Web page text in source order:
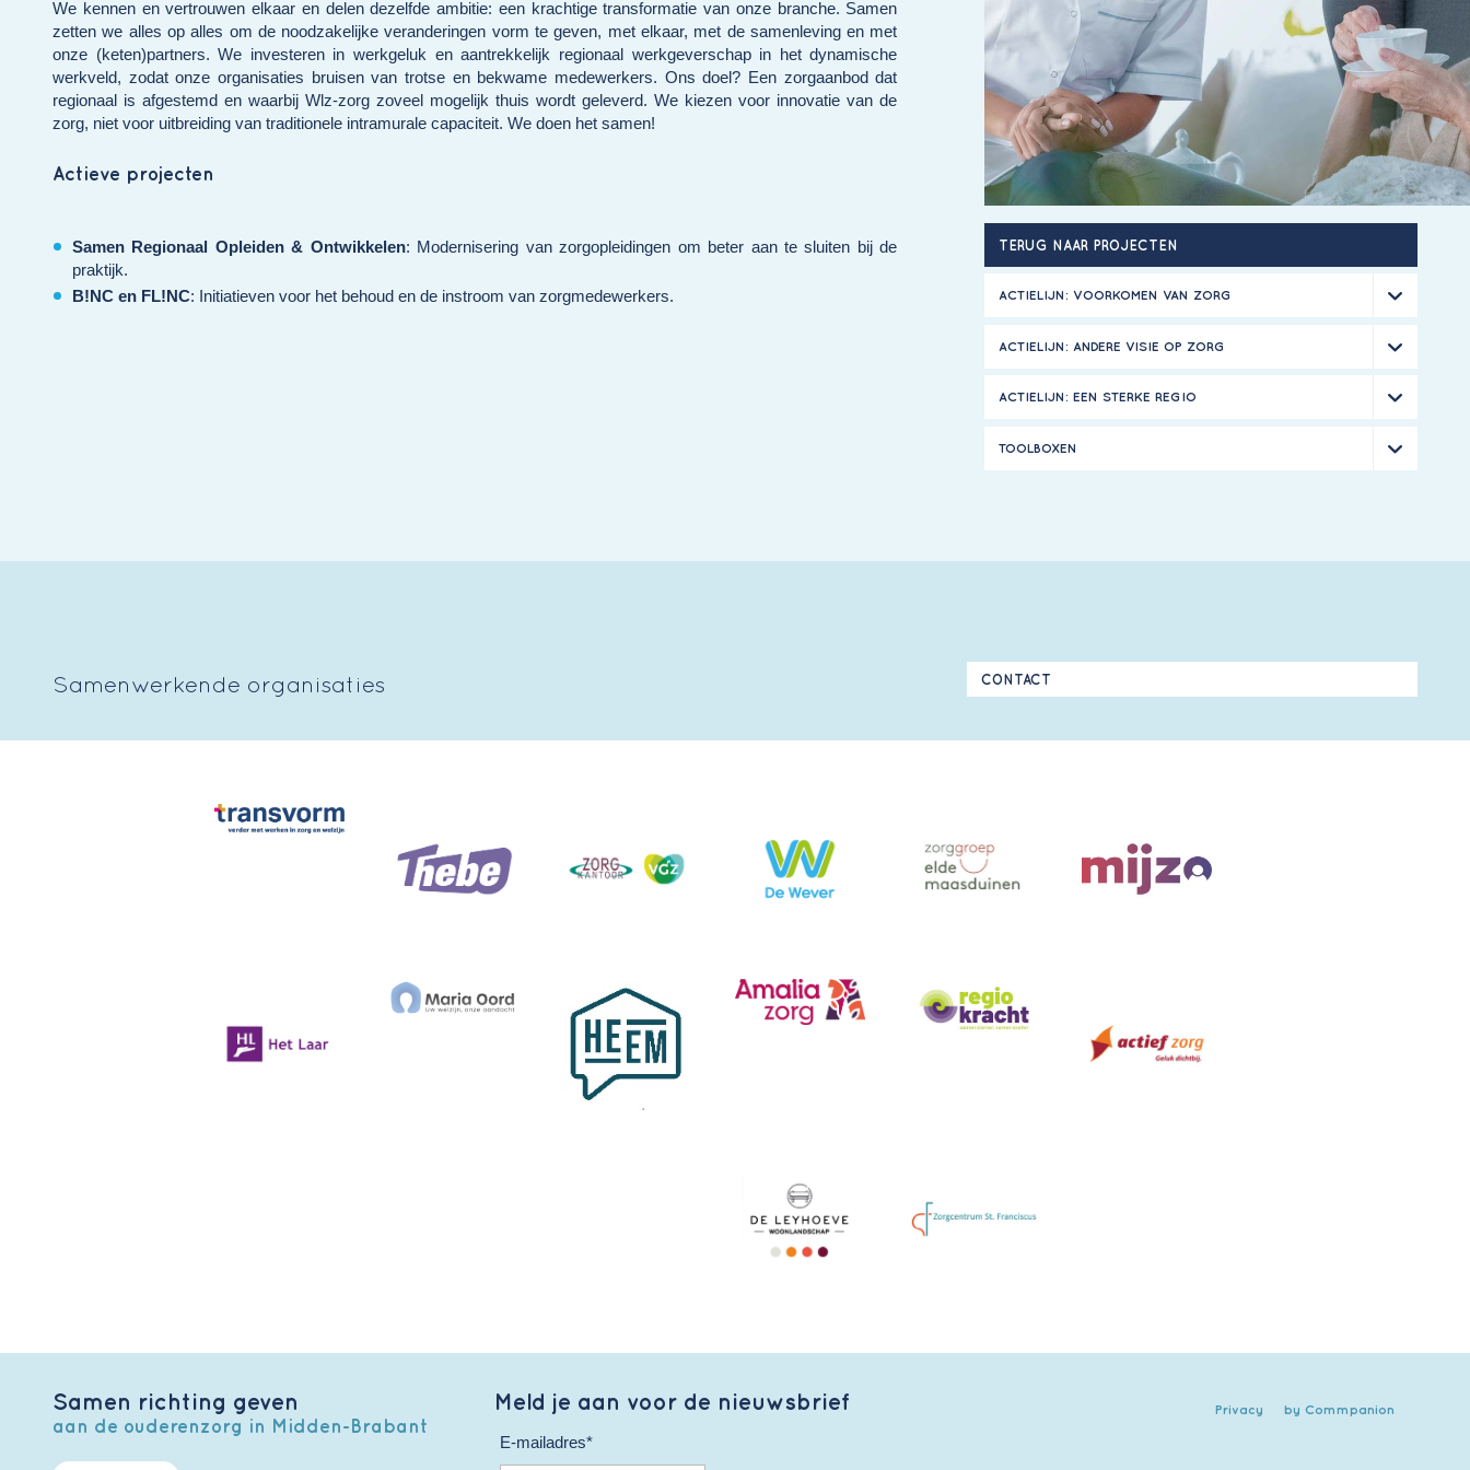
We kennen en vertrouwen elkaar en delen dezelfde ambitie: een krachtige transformatie van onze branche. Samen
zetten we alles op alles om de noodzakelijke veranderingen vorm te geven, met elkaar, met de samenleving en met
onze (keten)partners. We investeren in werkgeluk en aantrekkelijk regionaal werkgeverschap in het dynamische
werkveld, zodat onze organisaties bruisen van trotse en bekwame medewerkers. Ons doel? Een zorgaanbod dat
regionaal is afgestemd en waarbij Wlz-zorg zoveel mogelijk thuis wordt geleverd. We kiezen voor innovatie van de
zorg, niet voor uitbreiding van traditionele intramurale capaciteit. We doen het samen!
Actieve projecten
Samen Regionaal Opleiden & Ontwikkelen: Modernisering van zorgopleidingen om beter aan te sluiten bij de
praktijk.
B!NC en FL!NC: Initiatieven voor het behoud en de instroom van zorgmedewerkers.
TERUG NAAR PROJECTEN
ACTIELIJN: VOORKOMEN VAN ZORG
ACTIELIJN: ANDERE VISIE OP ZORG
ACTIELIJN: EEN STERKE REGIO
TOOLBOXEN
Samenwerkende organisaties CONTACT
Samen richting geven
aan de ouderenzorg in Midden-Brabant
Meld je aan voor de nieuwsbrief
E-mailadres*
Privacy by Commpanion